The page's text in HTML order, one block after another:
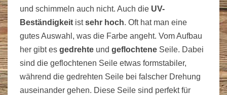
und schimmeln auch nicht. Auch die UV-
Beständigkeit istsehr hoch. Oft hat man eine
gutes Auswahl, was die Farbe angeht. Vom Aufbau
her gibt es gedrehte und geflochtene Seile. Dabei
sind die geflochtenen Seile etwas formstabiler,
während die gedrehten Seile bei falscher Drehung
auseinander gehen. Diese Seile sind perfekt für